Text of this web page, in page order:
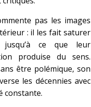
pas les images
: il les fait saturer
jusqu’à ce que leur
produise du sens.
être polémique, son
les décennies avec
constante.